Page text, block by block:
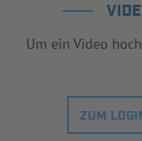
Um ein Video
ZUM